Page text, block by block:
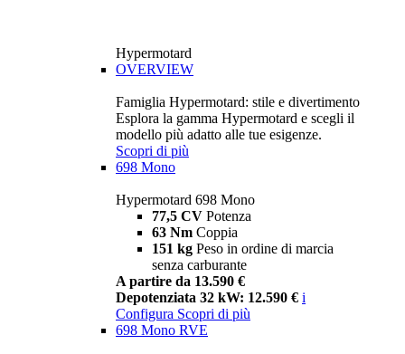
Hypermotard
OVERVIEW
Famiglia Hypermotard: stile e divertimento
Esplora la gamma Hypermotard e scegli il
modello più adatto alle tue esigenze.
Scopri di più
698 Mono
Hypermotard 698 Mono
77,5 CV Potenza
63 Nm Coppia
151 kg Peso in ordine di marcia
senza carburante
A partire da 13.590 €
Depotenziata 32 kW: 12.590 € i
Configura Scopri di più
698 Mono RVE